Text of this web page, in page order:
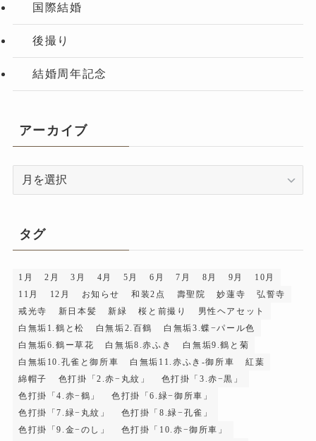
国際結婚
後撮り
結婚周年記念
アーカイブ
ー
イ
ブ
タグ
1月 2月 3月 4月 5月 6月 7月 8月 9月
10月
11月
12月 お知らせ 和装2点 壽聖院 妙蓮寺
弘誓寺
戒光寺
新日本髪 新緑 桜と前撮り
男性ヘアセット
白無垢1.鶴と松
白無垢2.百鶴
白無垢3.蝶−パール色
白無垢6.鶴ー草花
白無垢8.赤ふき
白無垢9.鶴と菊
白無垢10.孔雀と御所車
白無垢11.赤ふき-御所車
紅葉
綿帽子
色打掛「2.赤−丸紋」
色打掛「3.赤−黒」
色打掛「4.赤−鶴」
色打掛「6.緑−御所車」
色打掛「7.緑−丸紋」
色打掛「8.緑−孔雀」
色打掛「9.金−のし」
色打掛「10.赤−御所車」